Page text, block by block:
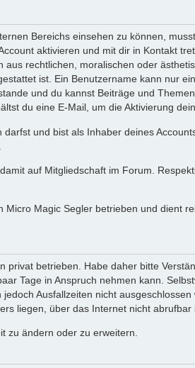
Bereichs einsehen zu können,
aktivieren und mit dir in Kontakt
rechtlichen, moralischen oder
ist. Ein Benutzername kann nur
und du kannst Beiträge und
du eine E-Mail, um die Aktivierung
und bist als Inhaber deines
auf Mitgliedschaft im Forum.
Magic Segler betrieben und dient
betrieben. Habe daher bitte
Tage in Anspruch nehmen kann.
Ausfallzeiten nicht
liegen, über das Internet nicht abrufbar
zu ändern oder zu erweitern.